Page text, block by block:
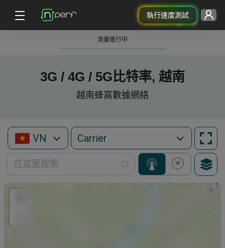
執行速度測試
測量進行中
3G / 4G / 5G比特率, 越南
越南蜂窩數據網絡
VN